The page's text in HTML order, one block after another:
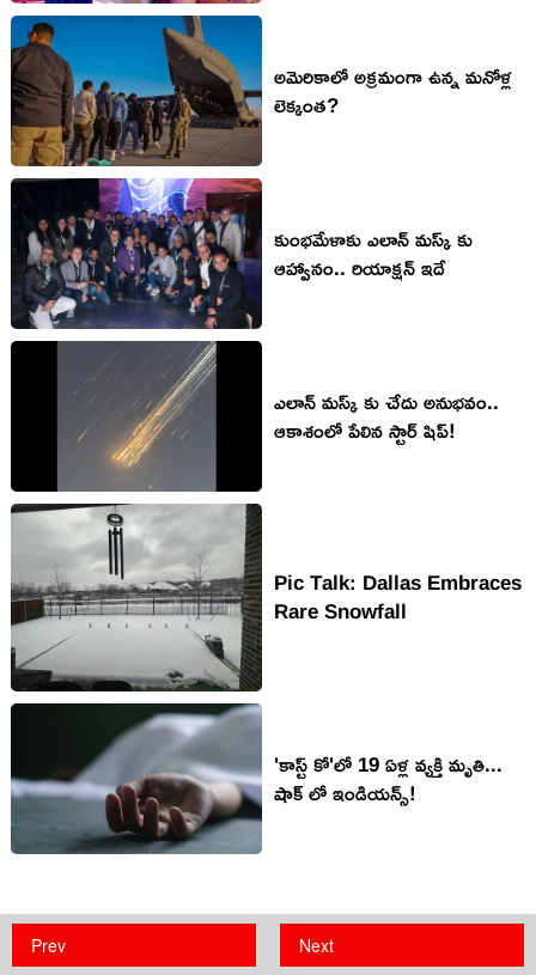
అమెరికాలో అక్రమంగా ఉన్న మనోళ్ల
లెక్కంత?
కుంభమేళాకు ఎలాన్ మస్క్ కు
ఆహ్వానం.. రియాక్షన్ ఇదే
ఎలాన్ మస్క్ కు చేదు అనుభవం..
ఆకాశంలో పేలిన స్టార్ షిప్!
Pic Talk: Dallas Embraces
Rare Snowfall
'కాస్ట్ కో'లో 19 ఏళ్ల వ్యక్తి మృతి...
షాక్ లో ఇండియన్స్!
Prev Next